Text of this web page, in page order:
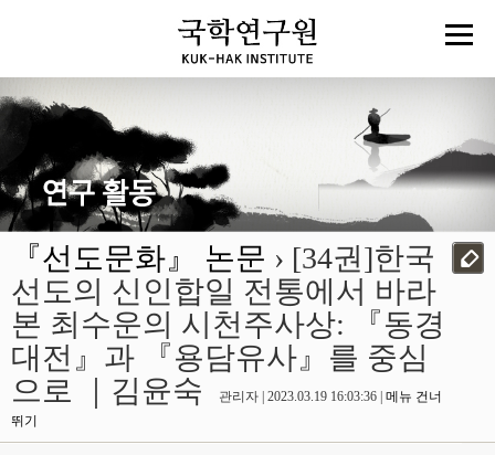
『선도문화』 논문 › [34권]한국
선도의 신인합일 전통에서 바라
본 최수운의 시천주사상: 『동경
대전』과 『용담유사』를 중심
으로 ｜김윤숙
관리자 | 2023.03.19 16:03:36 | 메뉴 건너
뛰기